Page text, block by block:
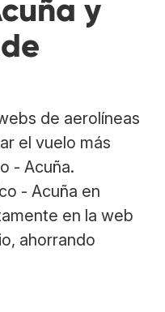
y
de aerolíneas
el vuelo más
- Acuña.
- Acuña en
en la web
ahorrando